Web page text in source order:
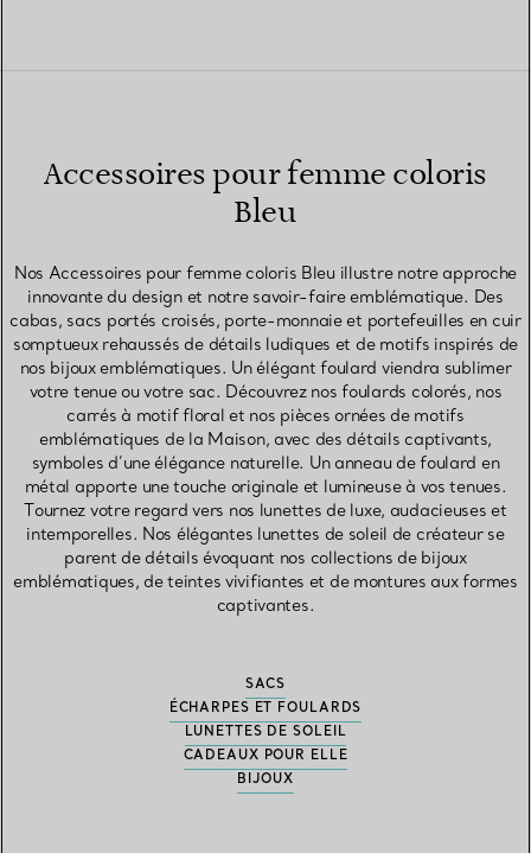
Accessoires pour femme coloris
Bleu
Nos Accessoires pour femme coloris Bleu illustre notre approche
innovante du design et notre savoir-faire emblématique. Des
cabas, sacs portés croisés, porte-monnaie et portefeuilles en cuir
somptueux rehaussés de détails ludiques et de motifs inspirés de
nos bijoux emblématiques. Un élégant foulard viendra sublimer
votre tenue ou votre sac. Découvrez nos foulards colorés, nos
carrés à motif floral et nos pièces ornées de motifs
emblématiques de la Maison, avec des détails captivants,
symboles d’une élégance naturelle. Un anneau de foulard en
métal apporte une touche originale et lumineuse à vos tenues.
Tournez votre regard vers nos lunettes de luxe, audacieuses et
intemporelles. Nos élégantes lunettes de soleil de créateur se
parent de détails évoquant nos collections de bijoux
emblématiques, de teintes vivifiantes et de montures aux formes
captivantes.
SACS
ÉCHARPES ET FOULARDS
LUNETTES DE SOLEIL
CADEAUX POUR ELLE
BIJOUX